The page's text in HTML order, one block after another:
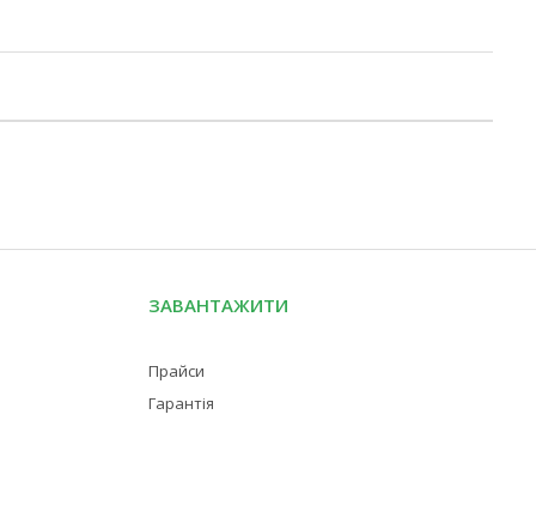
ЗАВАНТАЖИТИ
Прайси
Гарантія